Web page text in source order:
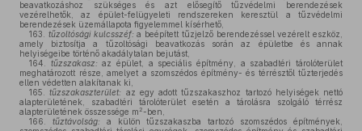
beavatkozáshoz szükséges és azt elősegítő tűzvédelmi berendezések
vezérelhetők, az épület-felügyeleti rendszereken keresztül a tűzvédelmi
berendezések üzemállapota figyelemmel kísérhető,
163.
tűzoltósági kulcsszéf: a beépített tűzjelző berendezéssel vezérelt eszköz,
amely biztosítja a tűzoltósági beavatkozás során az épületbe és annak
helyiségeibe történő akadálytalan bejutást,
164.
tűzszakasz: az épület, a speciális építmény, a szabadtéri tárolóterület
meghatározott része, amelyet a szomszédos építmény- és térrésztől tűzterjedés
ellen védetten alakítanak ki,
165.
tűzszakaszterület: az egy adott tűzszakaszhoz tartozó helyiségek nettó
alapterületének, szabadtéri tárolóterület esetén a tárolásra szolgáló térrész
alapterületének összessége m 2-ben,
166.
tűztávolság: a külön tűzszakaszba tartozó szomszédos építmények,